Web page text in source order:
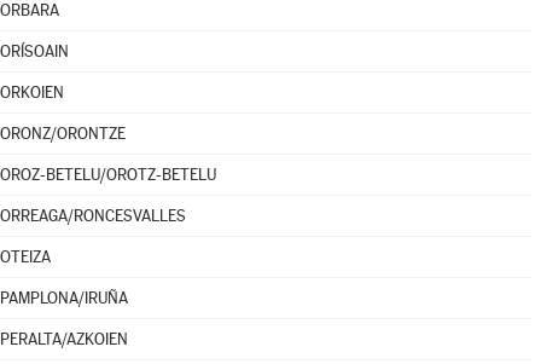
ORBARA
ORÍSOAIN
ORKOIEN
ORONZ/ORONTZE
OROZ-BETELU/OROTZ-BETELU
ORREAGA/RONCESVALLES
OTEIZA
PAMPLONA/IRUÑA
PERALTA/AZKOIEN